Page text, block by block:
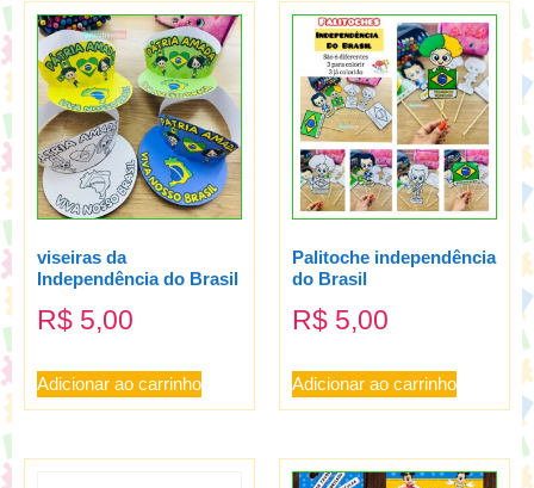
viseiras da
Independência do Brasil
R$ 5,00
Adicionar ao carrinho
Palitoche independência
do Brasil
R$ 5,00
Adicionar ao carrinho